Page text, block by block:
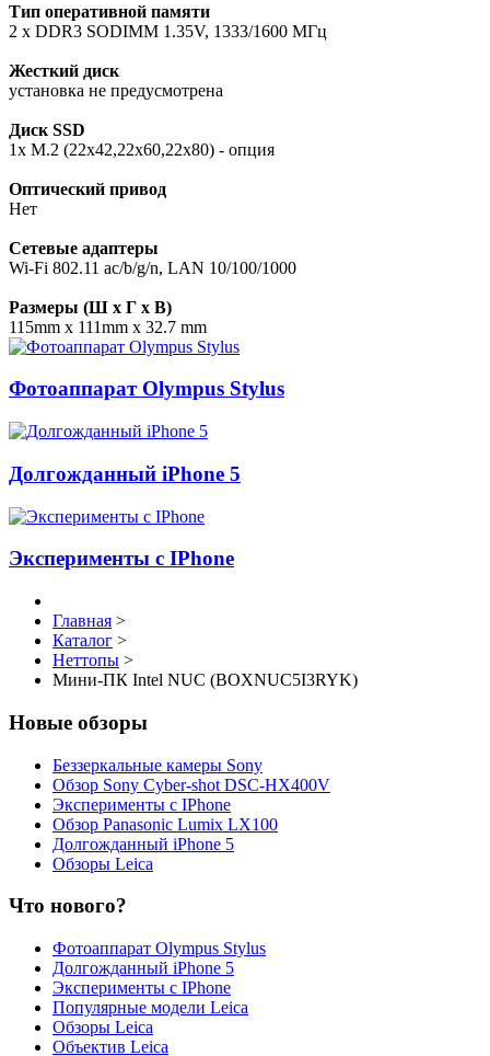
Тип оперативной памяти
2 х DDR3 SODIMM 1.35V, 1333/1600 МГц
Жесткий диск
установка не предусмотрена
Диск SSD
1x M.2 (22х42,22х60,22х80) - опция
Оптический привод
Нет
Сетевые адаптеры
Wi-Fi 802.11 ac/b/g/n, LAN 10/100/1000
Размеры (Ш x Г x В)
115mm x 111mm x 32.7 mm
Фотоаппарат Olympus Stylus
Долгожданный iPhone 5
Эксперименты с IPhone
Главная >
Каталог >
Неттопы >
Мини-ПК Intel NUC (BOXNUC5I3RYK)
Новые обзоры
Беззеркальные камеры Sony
Обзор Sony Cyber-shot DSC-HX400V
Эксперименты с IPhone
Обзор Panasonic Lumix LX100
Долгожданный iPhone 5
Обзоры Leica
Что нового?
Фотоаппарат Olympus Stylus
Долгожданный iPhone 5
Эксперименты с IPhone
Популярные модели Leica
Обзоры Leica
Объектив Leica